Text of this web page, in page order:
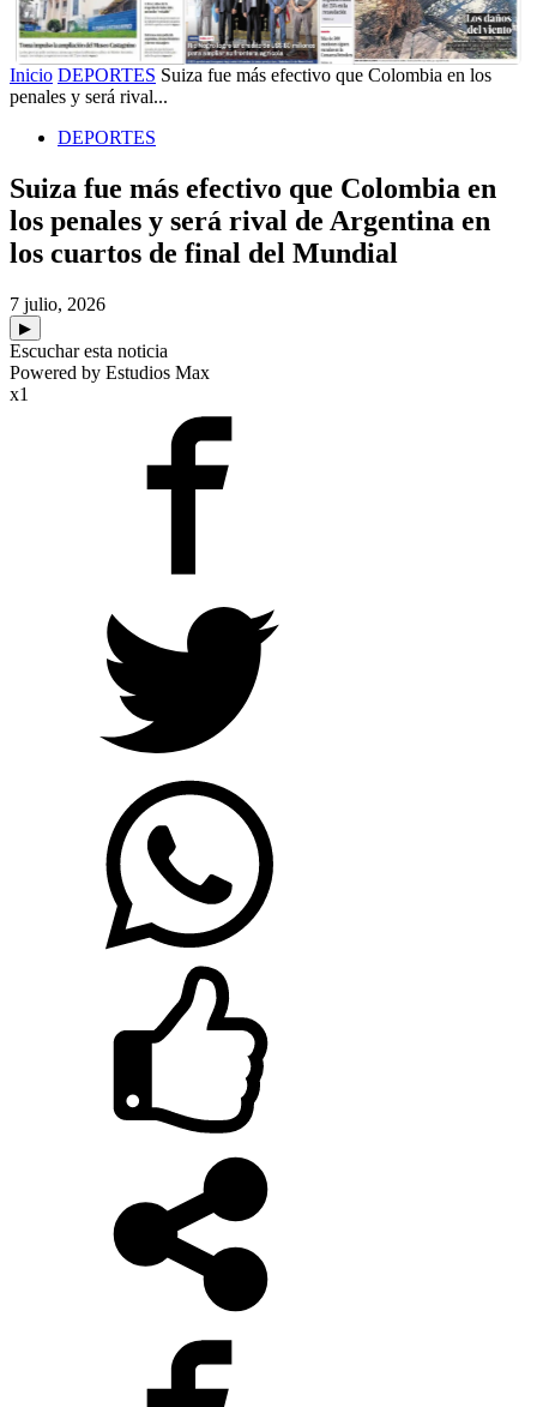
Inicio DEPORTES Suiza fue más efectivo que Colombia en los
penales y será rival...
DEPORTES
Suiza fue más efectivo que Colombia en
los penales y será rival de Argentina en
los cuartos de final del Mundial
7 julio, 2026
▶
Escuchar esta noticia
Powered by Estudios Max
x1